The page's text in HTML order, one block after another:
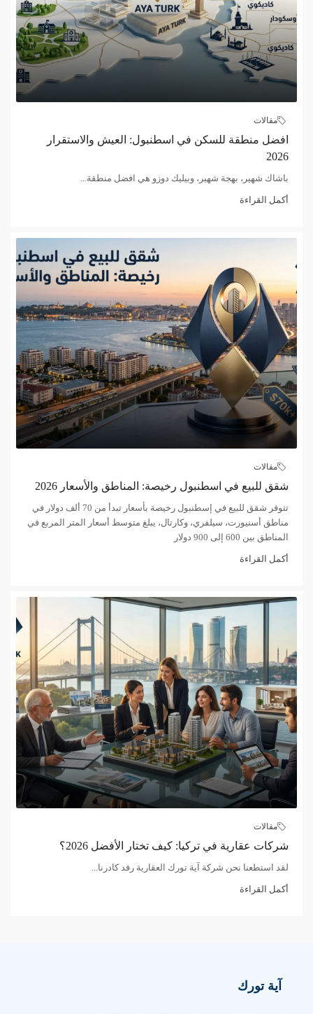
مقالات
افضل منطقة للسكن في اسطنبول: العيش والاستقرار
2026
باشاك شهير، بهجة شهير، وبيليك دوزو هي افضل منطقة...
أكمل القراءة
مقالات
شقق للبيع في اسطنبول رخيصة: المناطق والأسعار 2026
تتوفر شقق للبيع في إسطنبول رخيصة بأسعار تبدأ من 70 ألف دولار في
مناطق أسنيورت، سيلفري، وكارتال، يبلغ متوسط أسعار المتر المربع في
المناطق بين 600 إلى 900 دولار
أكمل القراءة
مقالات
شركات عقارية في تركيا: كيف تختار الأفضل 2026؟
لقد استطعنا نحن شركة آية تورك العقارية رفد كادرنا...
أكمل القراءة
آية تورك